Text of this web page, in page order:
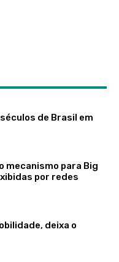
de Brasil em
mecanismo para Big
por redes
deixa o